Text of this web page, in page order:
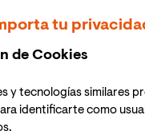
(Incluye compras
- 2006-2013:
tu
de Cookies
y tecnologías similares
identificarte como